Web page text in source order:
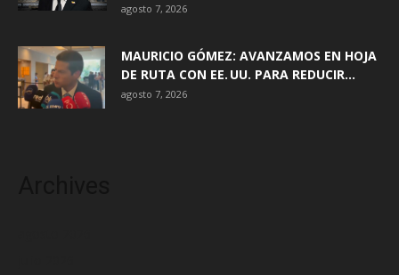
agosto 7, 2026
MAURICIO GÓMEZ: AVANZAMOS EN HOJA
DE RUTA CON EE. UU. PARA REDUCIR...
agosto 7, 2026